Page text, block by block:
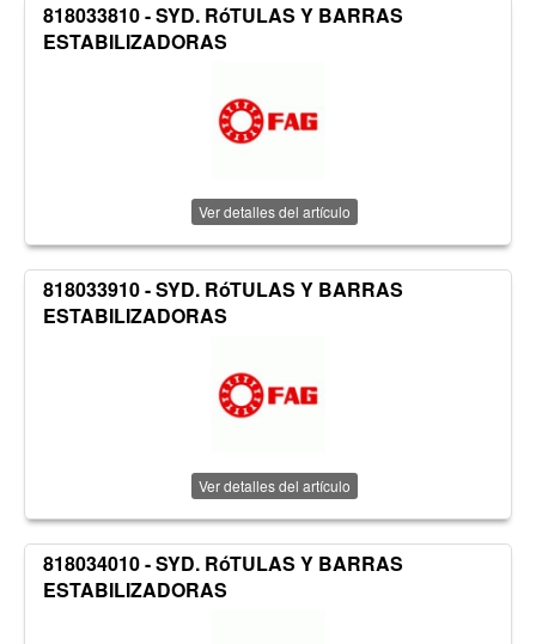
818033810 - SYD. RóTULAS Y BARRAS
ESTABILIZADORAS
Ver detalles del artículo
818033910 - SYD. RóTULAS Y BARRAS
ESTABILIZADORAS
Ver detalles del artículo
818034010 - SYD. RóTULAS Y BARRAS
ESTABILIZADORAS